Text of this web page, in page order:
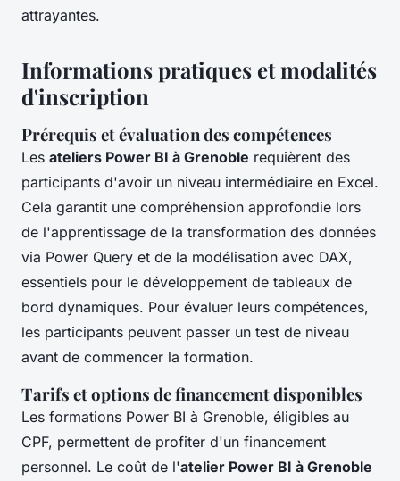
attrayantes.
Informations pratiques et modalités
d'inscription
Prérequis et évaluation des compétences
Les ateliers Power BI à Grenoble requièrent des
participants d'avoir un niveau intermédiaire en Excel.
Cela garantit une compréhension approfondie lors
de l'apprentissage de la transformation des données
via Power Query et de la modélisation avec DAX,
essentiels pour le développement de tableaux de
bord dynamiques. Pour évaluer leurs compétences,
les participants peuvent passer un test de niveau
avant de commencer la formation.
Tarifs et options de financement disponibles
Les formations Power BI à Grenoble, éligibles au
CPF, permettent de profiter d'un financement
personnel. Le coût de l'atelier Power BI à Grenoble